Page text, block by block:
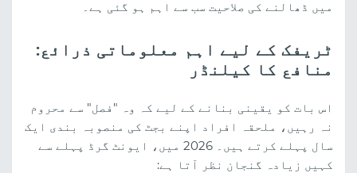
میں ڈھالنے کی صلاحیت سب سے اہم ہو گئی ہے۔
ٹریفک کے لیے اہم معلوماتی ذرائع:
منافع کا کیلنڈر
اس بات کو یقینی بنانے کے لیے کہ وہ "فصل" سے محروم
نہ رہیں، ملحقہ افراد اپنے بجٹ کی منصوبہ بندی ایک
سال پہلے کرتے ہیں۔ 2026 میں، ایونٹ گرڈ پہلے سے
کہیں زیادہ گنجان نظر آتا ہے: